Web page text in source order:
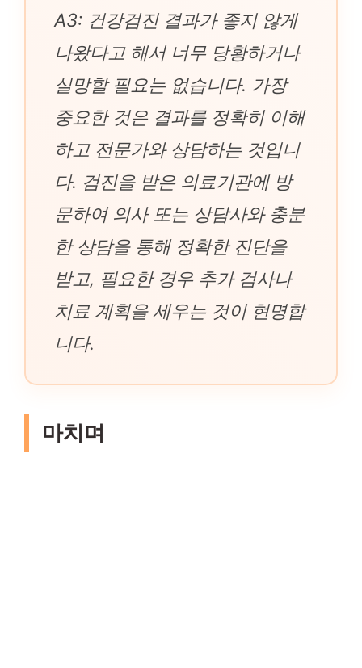
A3: 건강검진 결과가 좋지 않게
나왔다고 해서 너무 당황하거나
실망할 필요는 없습니다. 가장
중요한 것은 결과를 정확히 이해
하고 전문가와 상담하는 것입니
다. 검진을 받은 의료기관에 방
문하여 의사 또는 상담사와 충분
한 상담을 통해 정확한 진단을
받고, 필요한 경우 추가 검사나
치료 계획을 세우는 것이 현명합
니다.
마치며